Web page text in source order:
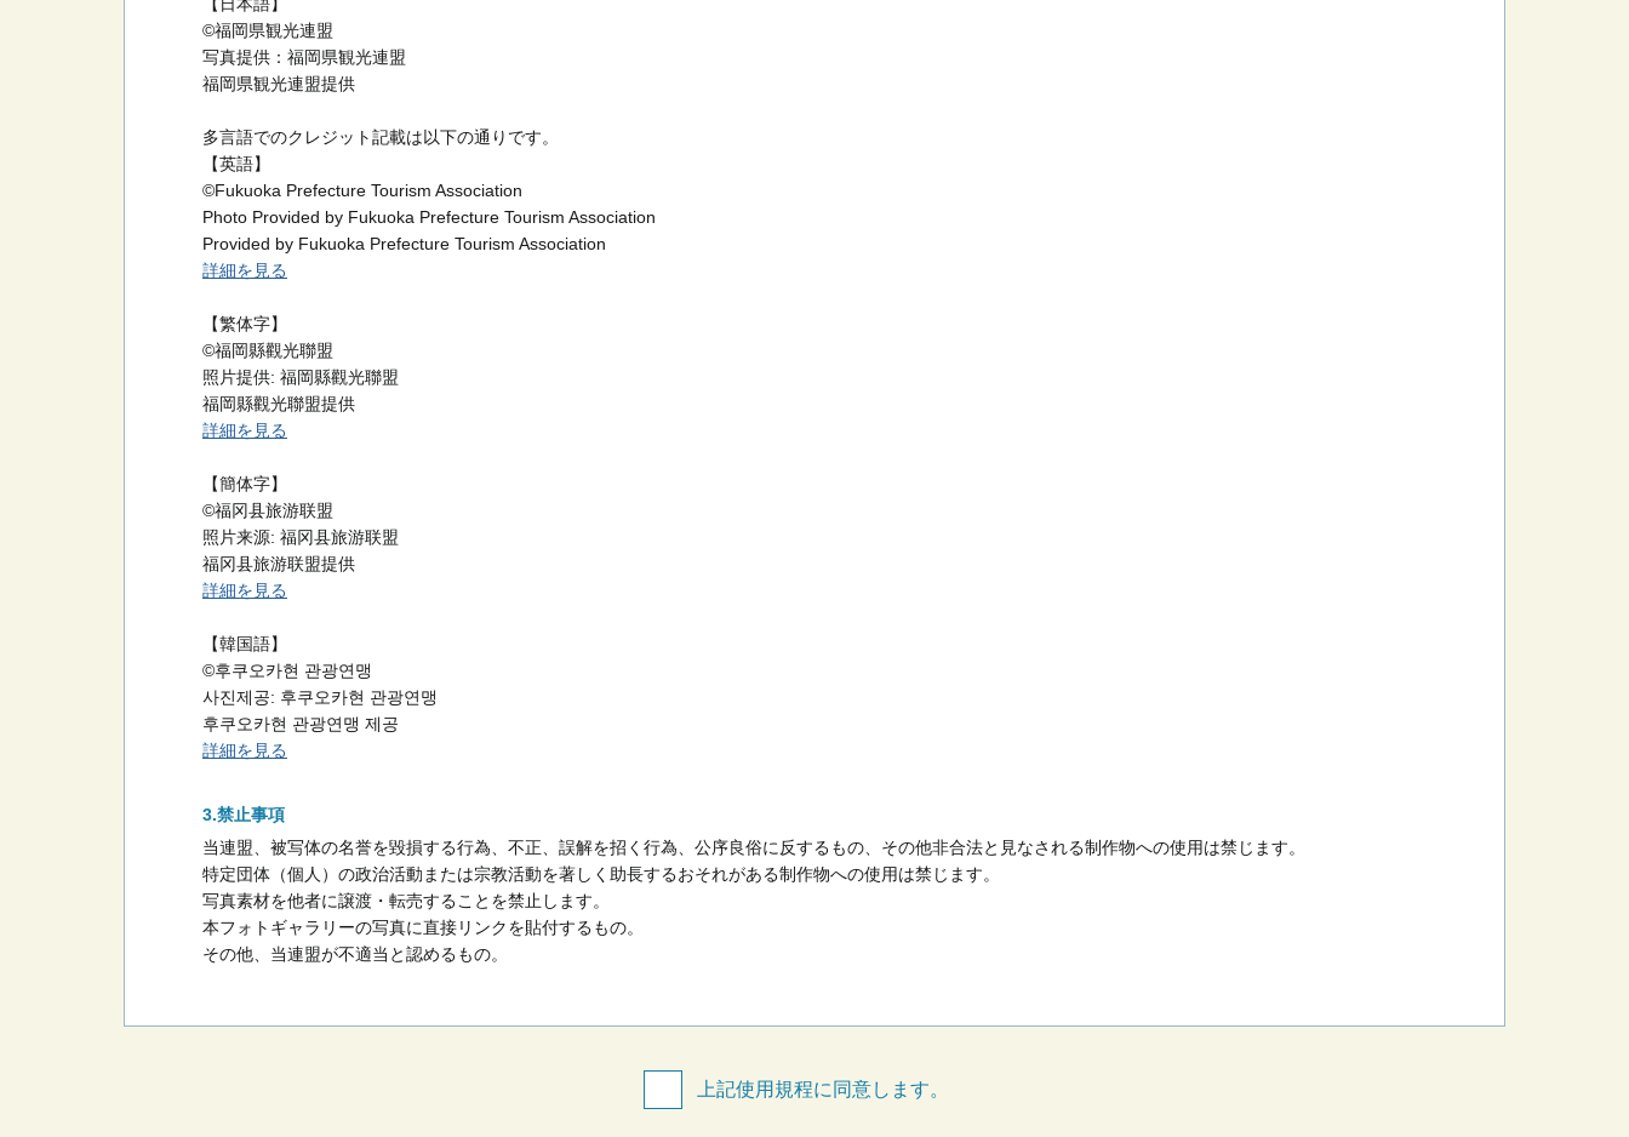
©福岡県観光連盟
写真提供：福岡県観光連盟
福岡県観光連盟提供
多言語でのクレジット記載は以下の通りです。
【英語】
©Fukuoka Prefecture Tourism Association
Photo Provided by Fukuoka Prefecture Tourism Association
Provided by Fukuoka Prefecture Tourism Association
詳細を見る
【繁体字】
©福岡縣觀光聯盟
照片提供: 福岡縣觀光聯盟
福岡縣觀光聯盟提供
詳細を見る
【簡体字】
©福冈县旅游联盟
照片来源: 福冈县旅游联盟
福冈县旅游联盟提供
詳細を見る
【韓国語】
©후쿠오카현 관광연맹
사진제공: 후쿠오카현 관광연맹
후쿠오카현 관광연맹 제공
詳細を見る
禁止事項
当連盟、被写体の名誉を毀損する行為、不正、誤解を招く行為、公序良俗に反するもの、その他非合法と見なされる制作物への使用は禁じます。
特定団体（個人）の政治活動または宗教活動を著しく助長するおそれがある制作物への使用は禁じます。
写真素材を他者に譲渡・転売することを禁止します。
本フォトギャラリーの写真に直接リンクを貼付するもの。
その他、当連盟が不適当と認めるもの。
上記使用規程に同意します。